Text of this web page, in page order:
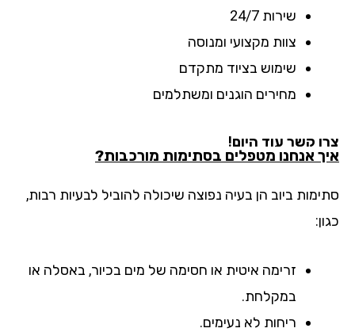
שירות 24/7
צוות מקצועי ומנוסה
שימוש בציוד מתקדם
מחירים הוגנים ומשתלמים
קשר עוד היום!
אנחנו מטפלים בסתימות מורכבות?
ביוב הן בעיה נפוצה שיכולה להוביל לבעיות רבות,
זרימה איטית או חסימה של מים בכיור, באסלה או
במקלחת.
ריחות לא נעימים.